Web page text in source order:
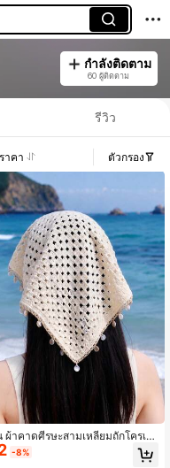
กำลังติดตาม
60 ผู้ติดตาม
รีวิว
ราคา ตัวกรอง
ผ้าคาดศีรษะสามเหลี่ยมถักโครเช
ล์โบฮีเมียนสีเบจ พร้อมพู่เปลือกหอ
คาดศีรษะสำหรับวันหยุดชายหาด,
-8%